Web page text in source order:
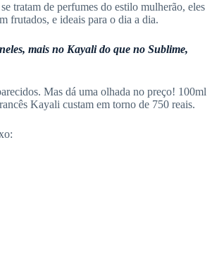
tratam de perfumes do estilo mulherão, eles
frutados, e ideais para o dia a dia.
mais no Kayali do que no Sublime,
Mas dá uma olhada no preço! 100ml
Kayali custam em torno de 750 reais.